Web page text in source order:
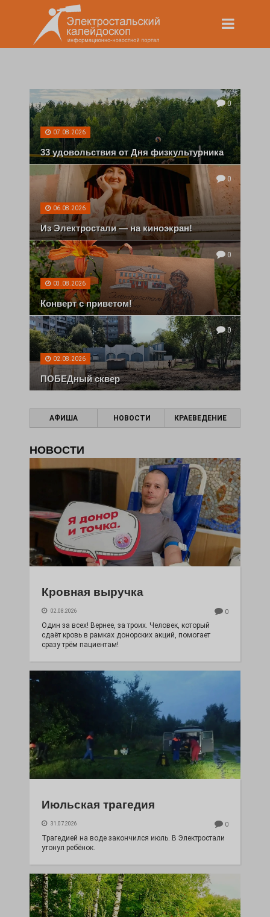
0
07.08.2026
33 удовольствия от Дня физкультурника
0
06.08.2026
Из Электростали — на киноэкран!
0
03.08.2026
Конверт с приветом!
0
02.08.2026
ПОБЕДный сквер
АФИША НОВОСТИ КРАЕВЕДЕНИЕ
НОВОСТИ
Кровная выручка
02.08.2026 0
Один за всех! Вернее, за троих. Человек, который
сдаёт кровь в рамках донорских акций, помогает
сразу трём пациентам!
Июльская трагедия
31.07.2026 0
Трагедией на воде закончился июль. В Электростали
утонул ребёнок.